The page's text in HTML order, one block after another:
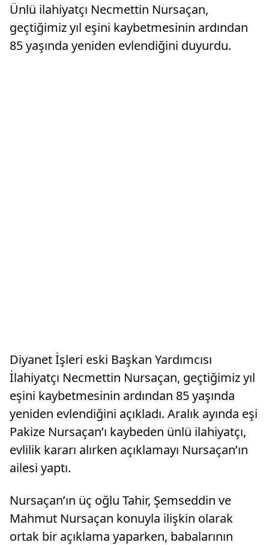
Ünlü ilahiyatçı Necmettin Nursaçan,
geçtiğimiz yıl eşini kaybetmesinin ardından
85 yaşında yeniden evlendiğini duyurdu.
Diyanet İşleri eski Başkan Yardımcısı
İlahiyatçı Necmettin Nursaçan, geçtiğimiz yıl
eşini kaybetmesinin ardından 85 yaşında
yeniden evlendiğini açıkladı. Aralık ayında eşi
Pakize Nursaçan’ı kaybeden ünlü ilahiyatçı,
evlilik kararı alırken açıklamayı Nursaçan’ın
ailesi yaptı.
Nursaçan’ın üç oğlu Tahir, Şemseddin ve
Mahmut Nursaçan konuyla ilişkin olarak
ortak bir açıklama yaparken, babalarının